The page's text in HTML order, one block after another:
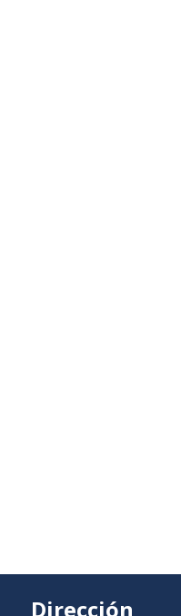
Dirección